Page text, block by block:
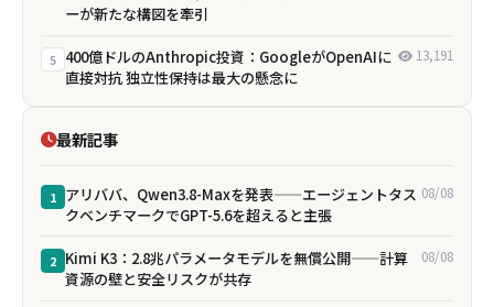
ーが新たな構図を牽引
5 400億ドルのAnthropic投資：GoogleがOpenAIに
直接対抗 独立性保持は最大の懸念に
13,191
最新記事
1 アリババ、Qwen3.8-Maxを発表——エージェントタス
クベンチマークでGPT-5.6を超えると主張
08/08
2 Kimi K3：2.8兆パラメータモデルを無償公開——計算
資源の壁と安全リスクが共存
08/08